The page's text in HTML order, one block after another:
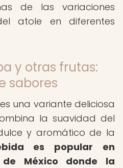
de las variaciones
atole en diferentes
y otras frutas:
sabores
una variante deliciosa
la suavidad del
y aromático de la
es popular en
de México donde la